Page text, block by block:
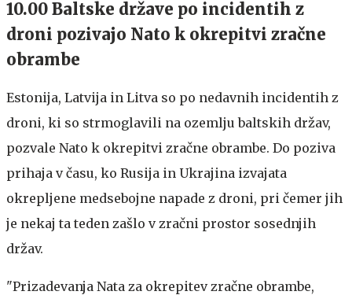
10.00 Baltske države po incidentih z
droni pozivajo Nato k okrepitvi zračne
obrambe
Estonija, Latvija in Litva so po nedavnih incidentih z
droni, ki so strmoglavili na ozemlju baltskih držav,
pozvale Nato k okrepitvi zračne obrambe. Do poziva
prihaja v času, ko Rusija in Ukrajina izvajata
okrepljene medsebojne napade z droni, pri čemer jih
je nekaj ta teden zašlo v zračni prostor sosednjih
držav.
"Prizadevanja Nata za okrepitev zračne obrambe,